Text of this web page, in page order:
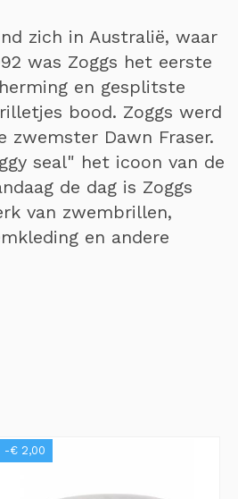
zich in Australië, waar
was Zoggs het eerste
en gesplitste
bood. Zoggs werd
zwemster Dawn Fraser.
seal" het icoon van de
de dag is Zoggs
van zwembrillen,
en andere
-€ 2,00